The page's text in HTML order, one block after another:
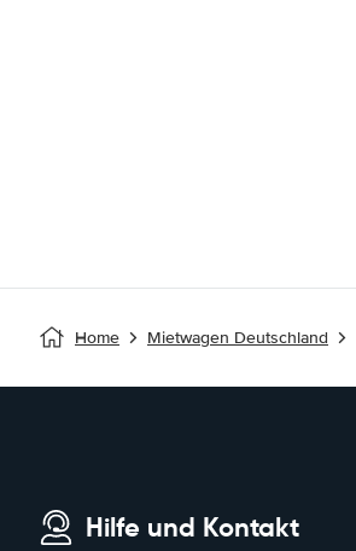
Home Mietwagen Deutschland
Hilfe und Kontakt